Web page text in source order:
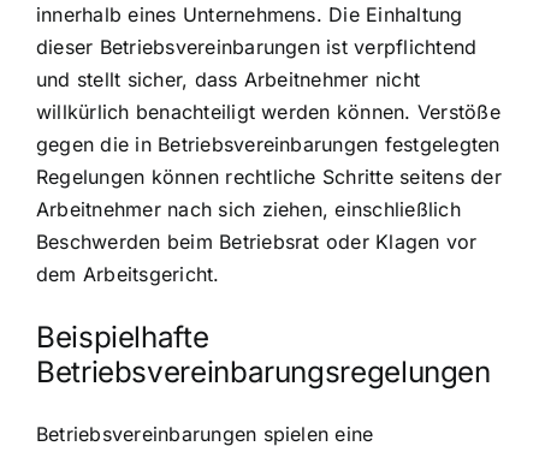
innerhalb eines Unternehmens. Die Einhaltung
dieser Betriebsvereinbarungen ist verpflichtend
und stellt sicher, dass Arbeitnehmer nicht
willkürlich benachteiligt werden können. Verstöße
gegen die in Betriebsvereinbarungen festgelegten
Regelungen können rechtliche Schritte seitens der
Arbeitnehmer nach sich ziehen, einschließlich
Beschwerden beim Betriebsrat oder Klagen vor
dem Arbeitsgericht.
Beispielhafte
Betriebsvereinbarungsregelungen
Betriebsvereinbarungen spielen eine